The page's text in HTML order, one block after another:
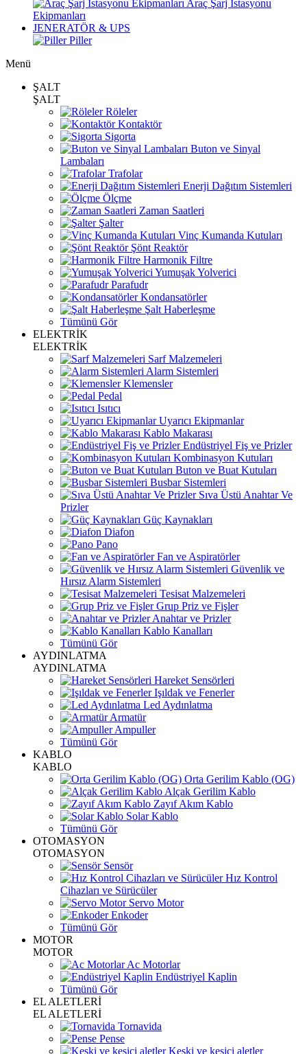
Araç Şarj İstasyonu
Ekipmanları
JENERATÖR & UPS
Piller
Menü
ŞALT
ŞALT
Röleler
Kontaktör
Sigorta
Buton ve Sinyal
Lambaları
Trafolar
Enerji Dağıtım Sistemleri
Ölçme
Zaman Saatleri
Şalter
Vinç Kumanda Kutuları
Şönt Reaktör
Harmonik Filtre
Yumuşak Yolverici
Parafudr
Kondansatörler
Şalt Haberleşme
Tümünü Gör
ELEKTRİK
ELEKTRİK
Sarf Malzemeleri
Alarm Sistemleri
Klemensler
Pedal
Isıtıcı
Uyarıcı Ekipmanlar
Kablo Makarası
Endüstriyel Fiş ve Prizler
Kombinasyon Kutuları
Buton ve Buat Kutuları
Busbar Sistemleri
Sıva Üstü Anahtar Ve
Prizler
Güç Kaynakları
Diafon
Pano
Fan ve Aspiratörler
Güvenlik ve
Hırsız Alarm Sistemleri
Tesisat Malzemeleri
Grup Priz ve Fişler
Anahtar ve Prizler
Kablo Kanalları
Tümünü Gör
AYDINLATMA
AYDINLATMA
Hareket Sensörleri
Işıldak ve Fenerler
Led Aydınlatma
Armatür
Ampuller
Tümünü Gör
KABLO
KABLO
Orta Gerilim Kablo (OG)
Alçak Gerilim Kablo
Zayıf Akım Kablo
Solar Kablo
Tümünü Gör
OTOMASYON
OTOMASYON
Sensör
Hız Kontrol
Cihazları ve Sürücüler
Servo Motor
Enkoder
Tümünü Gör
MOTOR
MOTOR
Ac Motorlar
Endüstriyel Kaplin
Tümünü Gör
EL ALETLERİ
EL ALETLERİ
Tornavida
Pense
Keski ve kesici aletler